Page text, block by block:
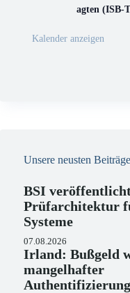
t
n
agten (ISB-
Kalender anzeigen
Unsere neusten Beiträge
BSI
Prüfarchitektur
Systeme
07.08.2026
Irland: Bußgeld
mangelhafter
Authentifizierung